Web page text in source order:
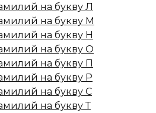
на букву Л
на букву М
на букву Н
на букву О
на букву П
на букву Р
на букву С
на букву Т